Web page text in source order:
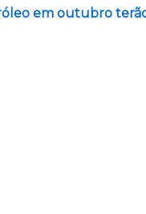
em outubro